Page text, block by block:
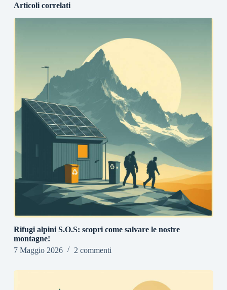
Articoli correlati
Rifugi alpini S.O.S: scopri come salvare le nostre
montagne!
7 Maggio 2026
2 commenti